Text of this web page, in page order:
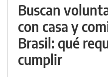
Buscan
con casa y
Brasil: qué
cumplir